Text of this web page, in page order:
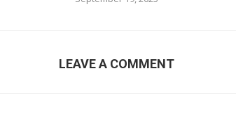
LEAVE A COMMENT